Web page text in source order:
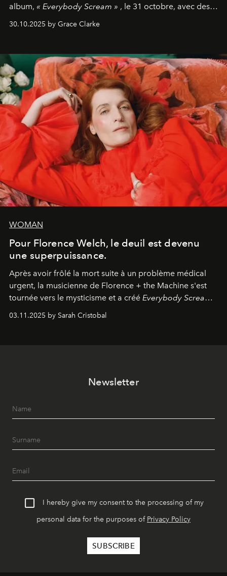
album, « Everybody Scream » , le 31 octobre, avec des
dates nord-américaines débutant en avril prochain.
30.10.2025 by Grace Clarke
WOMAN
Pour Florence Welch, le deuil est devenu
une superpuissance.
Après avoir frôlé la mort suite à un problème médical
urgent, la musicienne de Florence + the Machine s'est
tournée vers le mysticisme et a créé Everybody Scream
l'un de ses albums les plus profonds à ce jour.
03.11.2025 by Sarah Cristobal
Newsletter
I hereby give my consent to the processing of my
personal data for the purposes of Privacy Policy